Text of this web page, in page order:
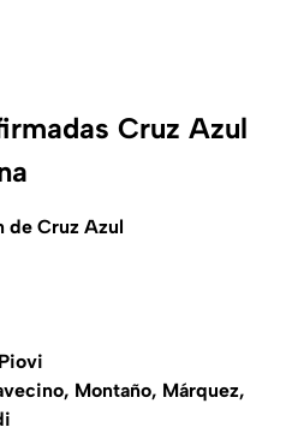
Cruz Azul
de Cruz Azul
Montaño, Márquez,